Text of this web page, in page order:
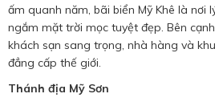
ấm quanh năm, bãi biển Mỹ Khê là nơi
ngắm mặt trời mọc tuyệt đẹp. Bên
khách sạn sang trọng, nhà hàng và
đẳng cấp thế giới.
Thánh địa Mỹ Sơn